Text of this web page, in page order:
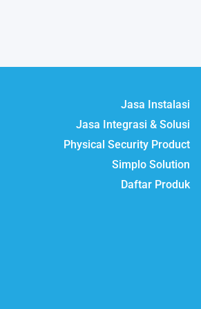
Jasa Instalasi
Jasa Integrasi & Solusi
Physical Security Product
Simplo Solution
Daftar Produk